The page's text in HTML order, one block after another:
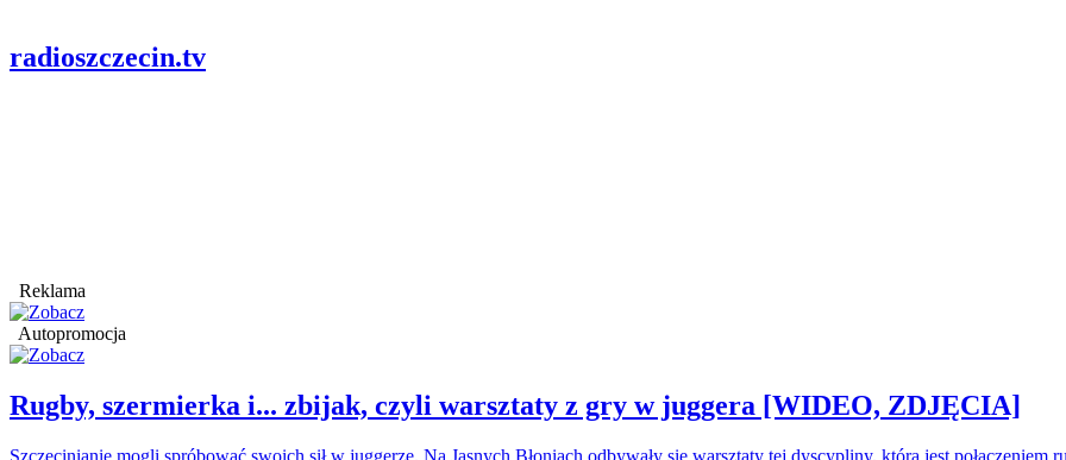
radioszczecin.tv
Reklama
Autopromocja
Rugby, szermierka i... zbijak, czyli warsztaty z gry w juggera [WIDEO, ZDJĘCIA]
Szczecinianie mogli spróbować swoich sił w juggerze. Na Jasnych Błoniach odbywały się warsztaty tej dyscypliny, która jest połączeniem